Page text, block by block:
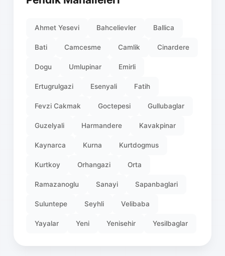
Ahmet Yesevi Bahcelievler Ballica
Bati Camcesme Camlik Cinardere
Dogu Umlupinar Emirli
Ertugrulgazi Esenyali Fatih
Fevzi Cakmak Goctepesi Gullubaglar
Guzelyali Harmandere Kavakpinar
Kaynarca Kurna Kurtdogmus
Kurtkoy Orhangazi Orta
Ramazanoglu Sanayi Sapanbaglari
Suluntepe Seyhli Velibaba
Yayalar Yeni Yenisehir Yesilbaglar